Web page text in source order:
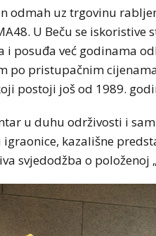
odmah uz trgovinu
U Beču se
i posuđa već godinama
po pristupačnim
postoji još od 1989.
u duhu održivosti i
kazališne
svjedodžba o položenoj